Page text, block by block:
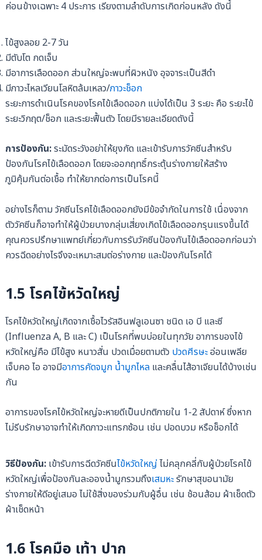
ค่อนข้างเฉพาะ 4 ประการ เรียงตามลำดับการเกิดก่อนหลัง ดังนี้
ไข้สูงลอย 2-7 วัน
มีตับโต กดเจ็บ
มีอาการเลือดออก ส่วนใหญ่จะพบที่ผิวหนัง อุจจาระเป็นสีดำ
มีภาวะไหลเวียนโลหิตล้มเหลว/ภาวะช็อก
ระยะการดำเนินโรคของโรคไข้เลือดออก แบ่งได้เป็น 3 ระยะ คือ ระยะไข้
ระยะวิกฤต/ช็อก และระยะฟื้นตัว โดยมีรายละเอียดดังนี้
การป้องกัน:ระมัดระวังอย่าให้ยุงกัด และเข้ารับการวัคซีนสำหรับ
ป้องกันโรคไข้เลือดออก โดยจะออกฤทธิ์กระตุ้นร่างกายให้สร้าง
ภูมิคุ้มกันต่อเชื้อ ทำให้ยากต่อการเป็นโรคนี้
อย่างไรก็ตาม วัคซีนโรคไข้เลือดออกยังมีข้อจำกัดในการใช้ เนื่องจาก
ตัววัคซีนก็อาจทำให้ผู้ป่วยบางกลุ่มเสี่ยงเกิดไข้เลือดออกรุนแรงขึ้นได้
คุณควรปรึกษาแพทย์เกี่ยวกับการรับวัคซีนป้องกันไข้เลือดออกก่อนว่า
ควรฉีดอย่างไรจึงจะเหมาะสมต่อร่างกาย และป้องกันโรคได้
1.5 โรคไข้หวัดใหญ่
โรคไข้หวัดใหญ่เกิดจากเชื้อไวรัสอินฟลูเอนซา ชนิด เอ บี และซี
(Influenza A, B และ C) เป็นโรคที่พบบ่อยในทุกวัย อาการของไข้
หวัดใหญ่คือ มีไข้สูง หนาวสั่น ปวดเมื่อยตามตัว ปวดศีรษะอ่อนเพลีย
เจ็บคอ ไอ อาจมีอาการคัดจมูก น้ำมูกไหลและคลื่นไส้อาเจียนได้บ้างเช่น
กัน
อาการของโรคไข้หวัดใหญ่จะหายดีเป็นปกติภายใน 1-2 สัปดาห์ ซึ่งหาก
ไม่รีบรักษาอาจทำให้เกิดภาวะแทรกซ้อน เช่น ปอดบวม หรือช็อกได้
วิธีป้องกัน:เข้ารับการฉีดวัคซีนไข้หวัดใหญ่ไม่คลุกคลี่กับผู้ป่วยโรคไข้
หวัดใหญ่เพื่อป้องกันละอองน้ำมูกรวมถึงเสมหะรักษาสุขอนามัย
ร่างกายให้ดีอยู่เสมอ ไม่ใช้สิ่งของร่วมกับผู้อื่น เช่น ช้อนส้อม ผ้าเช็ดตัว
ผ้าเช็ดหน้า
1.6 โรคมือ เท้า ปาก